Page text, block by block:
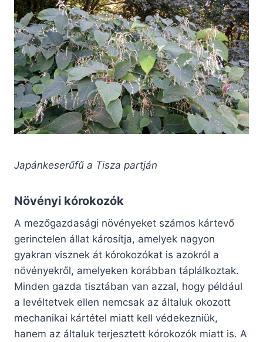
Japánkeserűfű a Tisza partján
Növényi kórokozók
A mezőgazdasági növényeket számos kártevő
gerinctelen állat károsítja, amelyek nagyon
gyakran visznek át kórokozókat is azokról a
növényekről, amelyeken korábban táplálkoztak.
Minden gazda tisztában van azzal, hogy például
a levéltetvek ellen nemcsak az általuk okozott
mechanikai kártétel miatt kell védekezniük,
hanem az általuk terjesztett kórokozók miatt is. A